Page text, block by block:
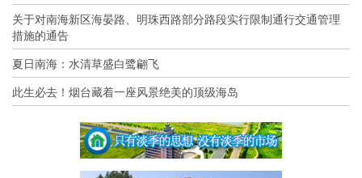
关于对南海新区海晏路、明珠西路部分路段实行限制通行交通管理
措施的通告
夏日南海：水清草盛白鹭翩飞
此生必去！烟台藏着一座风景绝美的顶级海岛